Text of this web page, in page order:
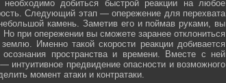
добиться быстрой реакции на любое
Следующий этап — опережение для перехвата
камень. Заметив его и поймав руками, вы
Но при опережении вы сможете заранее отклониться
Именно такой скорости реакции добивается
пространства и времени. Вместе с ней
интуитивное предвидение опасности и возможного
момент атаки и контратаки.